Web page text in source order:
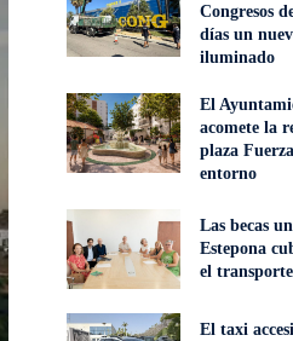
Congresos
días un
iluminado
El
acomete la
plaza
entorno
Las becas
Estepona
el
El taxi